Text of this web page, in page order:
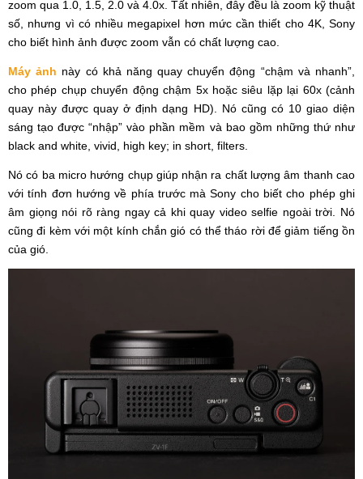
zoom qua 1.0, 1.5, 2.0 và 4.0x. Tất nhiên, đây đều là zoom kỹ thuật
số, nhưng vì có nhiều megapixel hơn mức cần thiết cho 4K, Sony
cho biết hình ảnh được zoom vẫn có chất lượng cao.
Máy ảnh này có khả năng quay chuyển động “chậm và nhanh”,
cho phép chụp chuyển động chậm 5x hoặc siêu lặp lại 60x (cảnh
quay này được quay ở định dạng HD). Nó cũng có 10 giao diện
sáng tạo được “nhập” vào phần mềm và bao gồm những thứ như
black and white, vivid, high key; in short, filters.
Nó có ba micro hướng chụp giúp nhận ra chất lượng âm thanh cao
với tính đơn hướng về phía trước mà Sony cho biết cho phép ghi
âm giọng nói rõ ràng ngay cả khi quay video selfie ngoài trời. Nó
cũng đi kèm với một kính chắn gió có thể tháo rời để giảm tiếng ồn
của gió.